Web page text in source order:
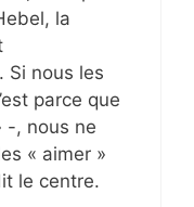
la
Si nous les
parce que
-, nous ne
« aimer »
le centre.